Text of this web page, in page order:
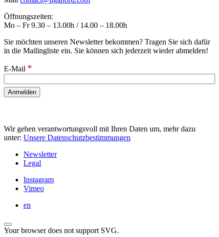
Öffnungszeiten:
Mo – Fr 9.30 – 13.00h / 14.00 – 18.00h
Sie möchten unseren Newsletter bekommen? Tragen Sie sich dafür
in die Mailingliste ein. Sie können sich jederzeit wieder abmelden!
E-Mail *
Wir gehen verantwortungsvoll mit Ihren Daten um, mehr dazu
unter: Unsere Datenschutzbestimmungen
Newsletter
Legal
Instagram
Vimeo
en
Your browser does not support SVG.